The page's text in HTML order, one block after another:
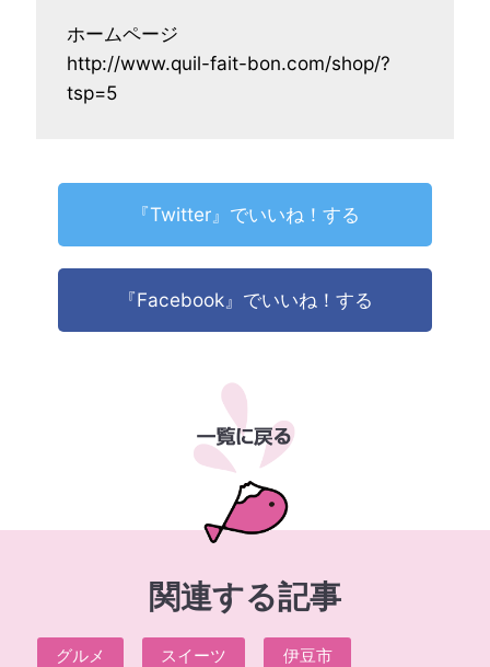
ホームページ
http://www.quil-fait-bon.com/shop/?
tsp=5
『Twitter』でいいね！する
『Facebook』でいいね！する
関連する記事
グルメ スイーツ 伊豆市